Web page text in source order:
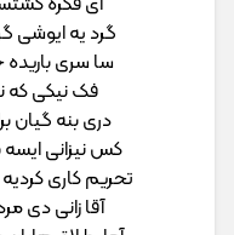
گرد یه ایوشی
سا سری
فک نیکی که
دری بنه گیان
کس نیزانی ایسه
تحریم کاری
آقا زانی دی